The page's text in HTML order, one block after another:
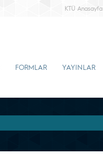
KTÜ Anasayfa
FORMLAR YAYINLAR